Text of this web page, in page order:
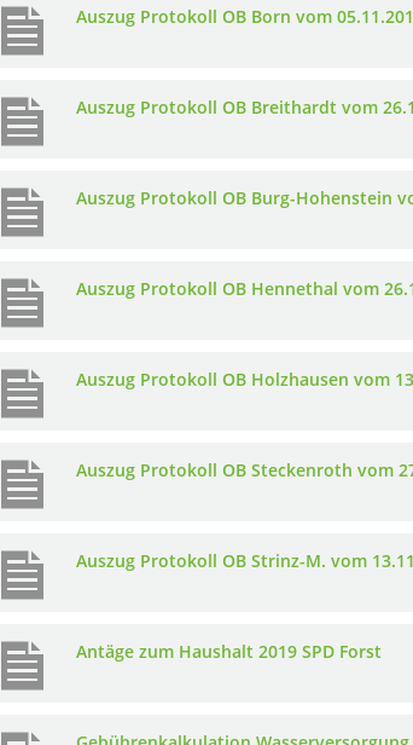
Auszug Protokoll OB Born vom
Auszug Protokoll OB Breithardt vom
Auszug Protokoll OB Burg-Hohenstein
Auszug Protokoll OB Hennethal vom
Auszug Protokoll OB Holzhausen vom
Auszug Protokoll OB Steckenroth vom
Auszug Protokoll OB Strinz-M. vom
Antäge zum Haushalt 2019 SPD Forst